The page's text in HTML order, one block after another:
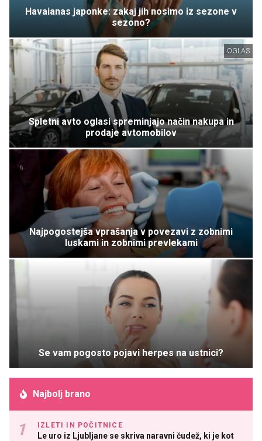
Havaianas japonke: zakaj jih nosimo iz sezone v
sezono?
OGLAS
Spletni avto oglasi spreminjajo način nakupa in
prodaje avtomobilov
Najpogostejša vprašanja v povezavi z zobnimi
luskami in zobnimi prevlekami
Se vam pogosto pojavi herpes na ustnici?
Najbolj brano
IZLETI IN POČITNICE
Le uro iz Ljubljane se skriva naravni čudež, ki je kot